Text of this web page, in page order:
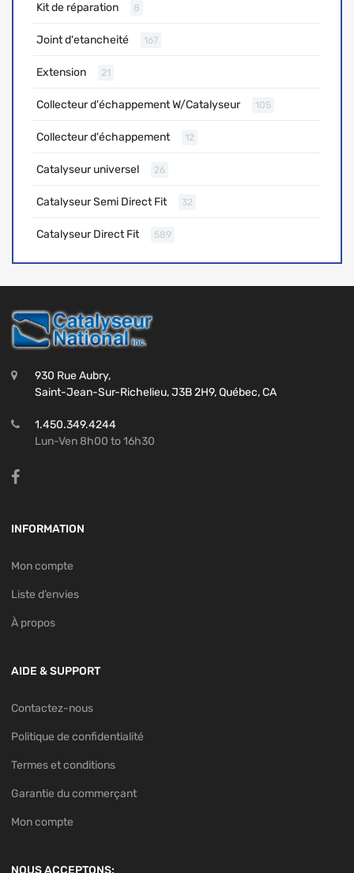
Kit de réparation 8
Joint d'etancheité 167
Extension 21
Collecteur d'échappement W/Catalyseur 105
Collecteur d'échappement 12
Catalyseur universel 26
Catalyseur Semi Direct Fit 32
Catalyseur Direct Fit 589
930 Rue Aubry,
Saint-Jean-Sur-Richelieu, J3B 2H9, Québec, CA
1.450.349.4244
Lun-Ven 8h00 to 16h30
INFORMATION
Mon compte
Liste d’envies
À propos
AIDE & SUPPORT
Contactez-nous
Politique de confidentialité
Termes et conditions
Garantie du commerçant
Mon compte
NOUS ACCEPTONS: